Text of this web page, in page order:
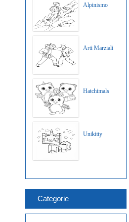
Alpinismo
Arti Marziali
Hatchimals
Unikitty
Categorie